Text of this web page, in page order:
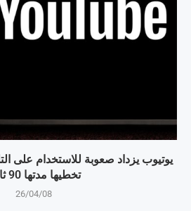
يوتيوب يزداد صعوبة للاستخدام على
تخطيها مدتها 90 ثانية
26/04/08